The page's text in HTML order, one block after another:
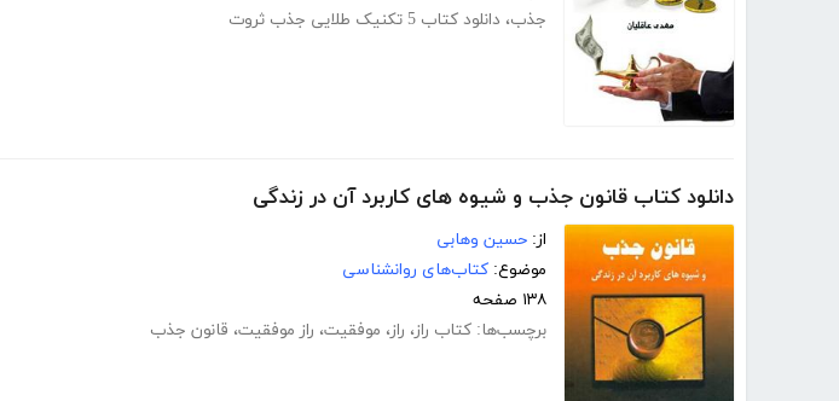
جذب، دانلود کتاب 5 تکنیک طلایی جذب ثروت
دانلود کتاب قانون جذب و شیوه های کاربرد آن در زندگی
از: حسین وهابی
موضوع: کتاب‌های روانشناسی
۱۳۸ صفحه
برچسب‌ها: کتاب راز، راز، موفقیت، راز موفقیت، قانون جذب